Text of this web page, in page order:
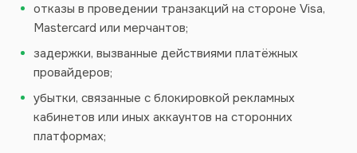
отказы в проведении транзакций на стороне Visa,
Mastercard или мерчантов;
задержки, вызванные действиями платёжных
провайдеров;
убытки, связанные с блокировкой рекламных
кабинетов или иных аккаунтов на сторонних
платформах;